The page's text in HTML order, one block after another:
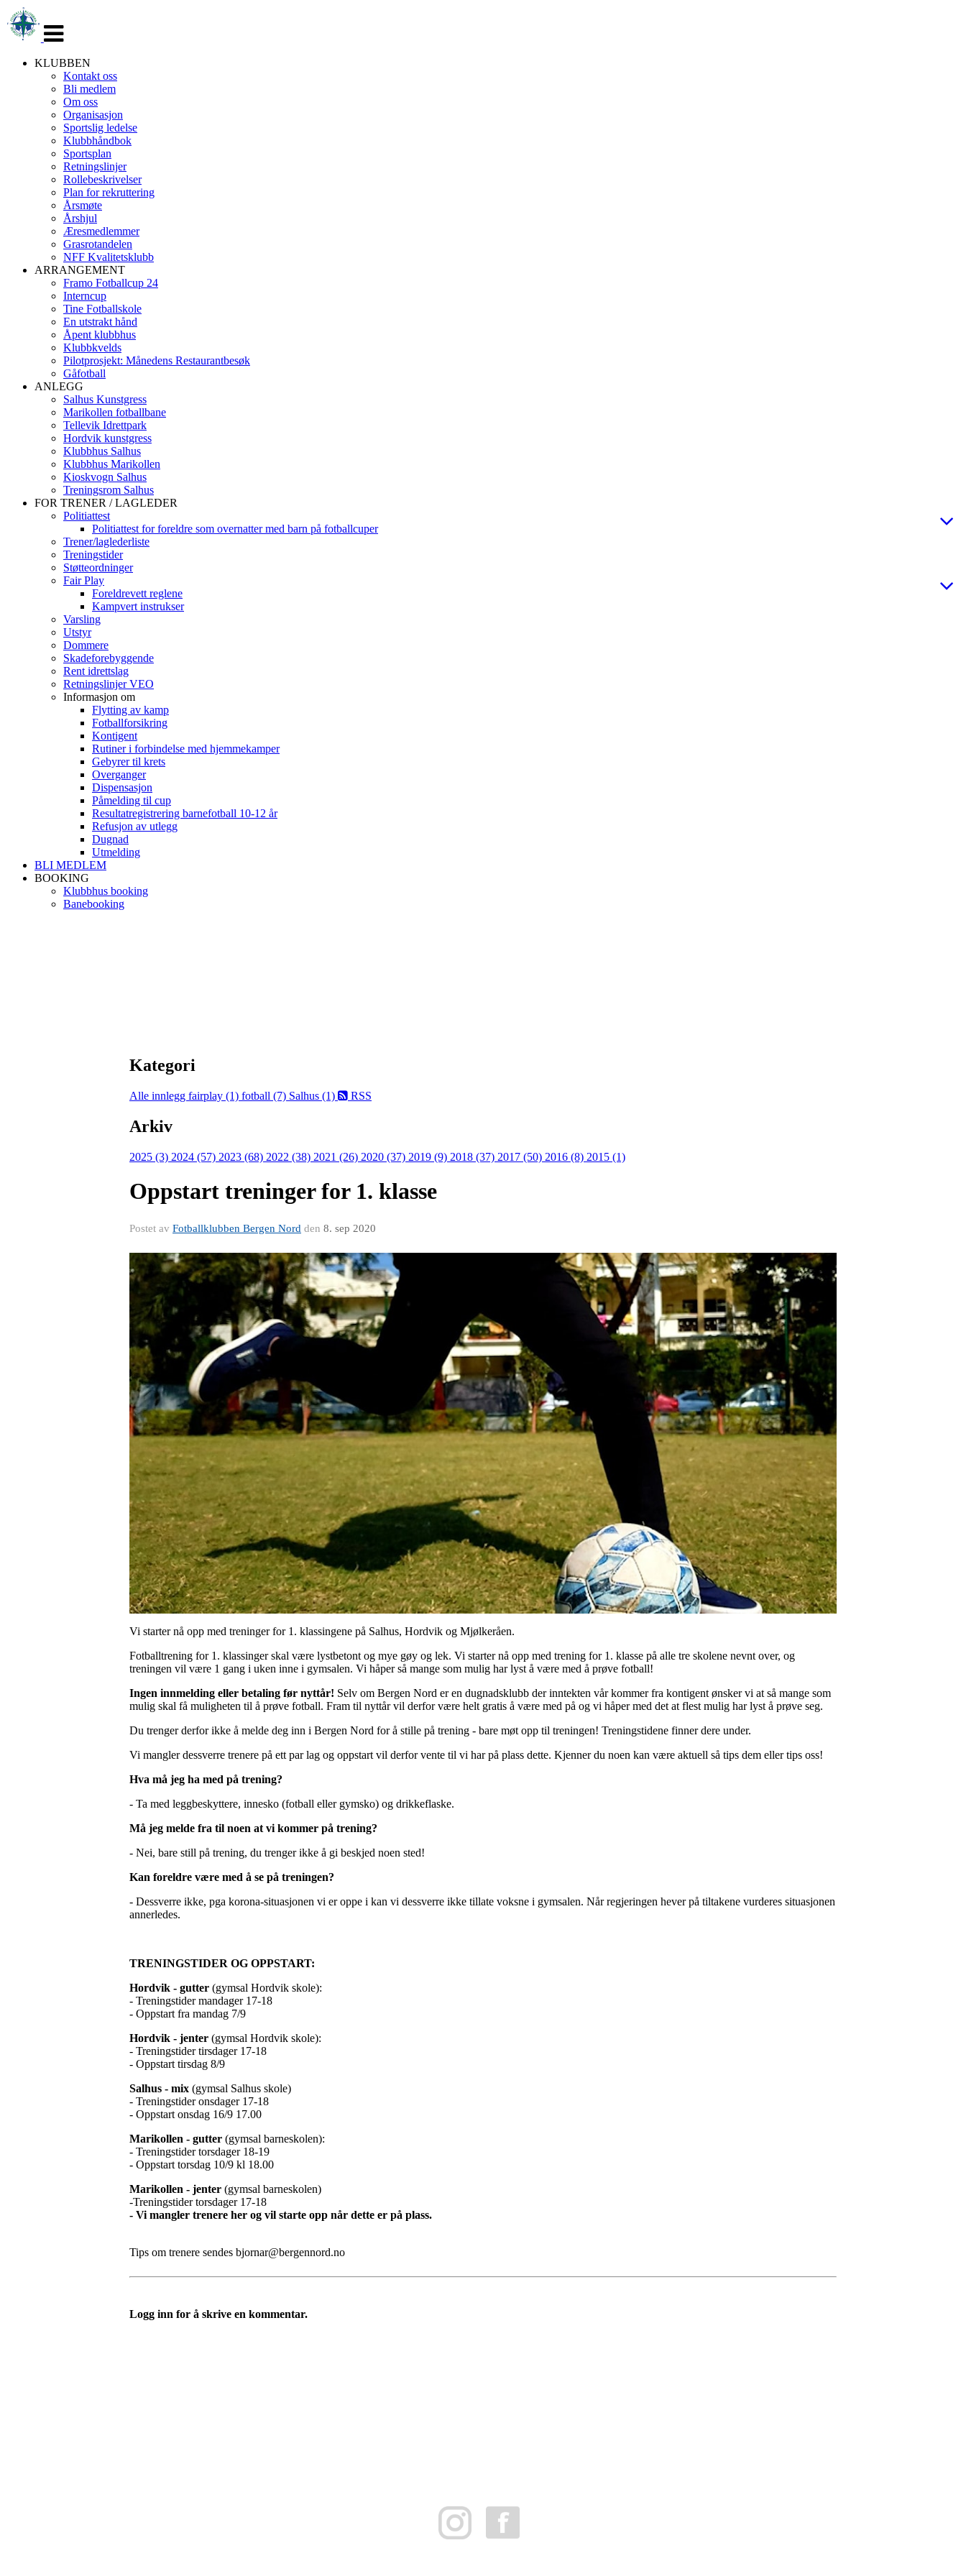
navigasjon
KLUBBEN
Kontakt oss
Bli medlem
Om oss
Organisasjon
Sportslig ledelse
Klubbhåndbok
Sportsplan
Retningslinjer
Rollebeskrivelser
Plan for rekruttering
Årsmøte
Årshjul
Æresmedlemmer
Grasrotandelen
NFF Kvalitetsklubb
ARRANGEMENT
Framo Fotballcup 24
Interncup
Tine Fotballskole
En utstrakt hånd
Åpent klubbhus
Klubbkvelds
Pilotprosjekt: Månedens Restaurantbesøk
Gåfotball
ANLEGG
Salhus Kunstgress
Marikollen fotballbane
Tellevik Idrettpark
Hordvik kunstgress
Klubbhus Salhus
Klubbhus Marikollen
Kioskvogn Salhus
Treningsrom Salhus
FOR TRENER / LAGLEDER
Politiattest
Politiattest for foreldre som overnatter med barn på fotballcuper
Trener/laglederliste
Treningstider
Støtteordninger
Fair Play
Foreldrevett reglene
Kampvert instrukser
Varsling
Utstyr
Dommere
Skadeforebyggende
Rent idrettslag
Retningslinjer VEO
Informasjon om
Flytting av kamp
Fotballforsikring
Kontigent
Rutiner i forbindelse med hjemmekamper
Gebyrer til krets
Overganger
Dispensasjon
Påmelding til cup
Resultatregistrering barnefotball 10-12 år
Refusjon av utlegg
Dugnad
Utmelding
BLI MEDLEM
BOOKING
Klubbhus booking
Banebooking
Kategori
Alle innlegg fairplay (1) fotball (7) Salhus (1) RSS
Arkiv
2025 (3) 2024 (57) 2023 (68) 2022 (38) 2021 (26) 2020 (37) 2019 (9) 2018 (37) 2017 (50) 2016 (8) 2015 (1)
Oppstart treninger for 1. klasse
Postet av Fotballklubben Bergen Nord den 8. sep 2020
Vi starter nå opp med treninger for 1. klassingene på Salhus, Hordvik og Mjølkeråen.
Fotballtrening for 1. klassinger skal være lystbetont og mye gøy og lek. Vi starter nå opp med trening for 1. klasse på alle tre skolene nevnt over, og
treningen vil være 1 gang i uken inne i gymsalen. Vi håper så mange som mulig har lyst å være med å prøve fotball!
Ingen innmelding eller betaling før nyttår! Selv om Bergen Nord er en dugnadsklubb der inntekten vår kommer fra kontigent ønsker vi at så mange som
mulig skal få muligheten til å prøve fotball. Fram til nyttår vil derfor være helt gratis å være med på og vi håper med det at flest mulig har lyst å prøve seg.
Du trenger derfor ikke å melde deg inn i Bergen Nord for å stille på trening - bare møt opp til treningen! Treningstidene finner dere under.
Vi mangler dessverre trenere på ett par lag og oppstart vil derfor vente til vi har på plass dette. Kjenner du noen kan være aktuell så tips dem eller tips oss!
Hva må jeg ha med på trening?
- Ta med leggbeskyttere, innesko (fotball eller gymsko) og drikkeflaske.
Må jeg melde fra til noen at vi kommer på trening?
- Nei, bare still på trening, du trenger ikke å gi beskjed noen sted!
Kan foreldre være med å se på treningen?
- Dessverre ikke, pga korona-situasjonen vi er oppe i kan vi dessverre ikke tillate voksne i gymsalen. Når regjeringen hever på tiltakene vurderes situasjonen
annerledes.
TRENINGSTIDER OG OPPSTART:
Hordvik - gutter (gymsal Hordvik skole):
- Treningstider mandager 17-18
- Oppstart fra mandag 7/9
Hordvik - jenter (gymsal Hordvik skole):
- Treningstider tirsdager 17-18
- Oppstart tirsdag 8/9
Salhus - mix (gymsal Salhus skole)
- Treningstider onsdager 17-18
- Oppstart onsdag 16/9 17.00
Marikollen - gutter (gymsal barneskolen):
- Treningstider torsdager 18-19
- Oppstart torsdag 10/9 kl 18.00
Marikollen - jenter (gymsal barneskolen)
-Treningstider torsdager 17-18
- Vi mangler trenere her og vil starte opp når dette er på plass.
Tips om trenere sendes bjornar@bergennord.no
Logg inn for å skrive en kommentar.